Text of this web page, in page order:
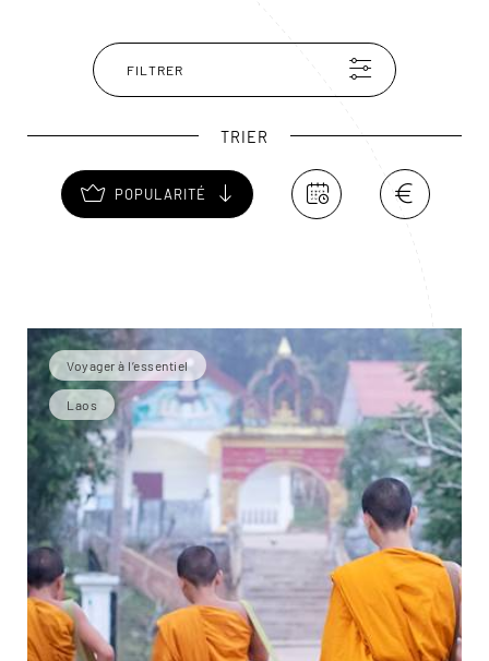
locale, rien de tel qu’une balade sur la place Nam Phou
ou dans les allées animées du Talat Sao, le grand
marché du matin.
FILTRER
TRIER
POPULARITÉ
Voyager à l’essentiel
Laos